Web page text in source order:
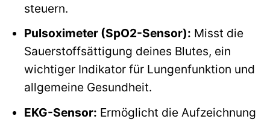
steuern.
Pulsoximeter (SpO2-Sensor): Misst die
Sauerstoffsättigung deines Blutes, ein
wichtiger Indikator für Lungenfunktion und
allgemeine Gesundheit.
EKG-Sensor: Ermöglicht die Aufzeichnung